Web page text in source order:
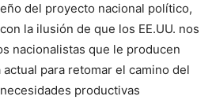
del proyecto nacional político,
la ilusión de que los EE.UU. nos
nacionalistas que le producen
para retomar el camino del
productivas